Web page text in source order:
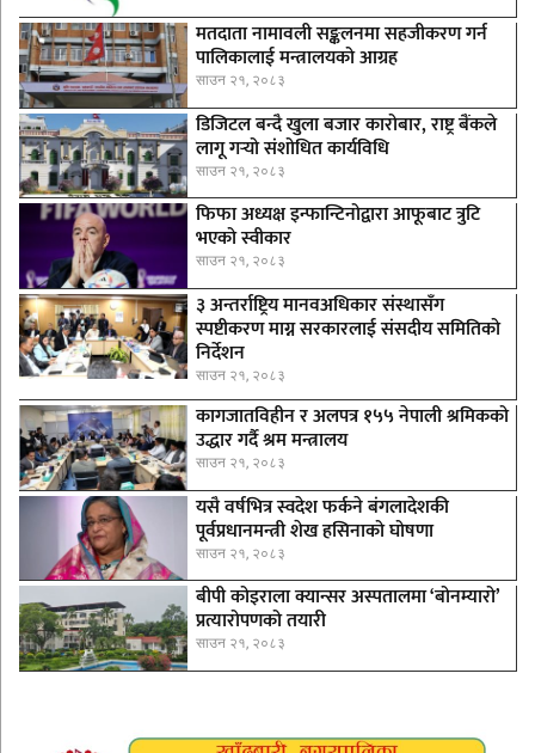
मतदाता नामावली सङ्कलनमा सहजीकरण गर्न
पालिकालाई मन्त्रालयको आग्रह
साउन २१, २०८३
डिजिटल बन्दै खुला बजार कारोबार, राष्ट्र बैंकले
लागू गर्‍यो संशोधित कार्यविधि
साउन २१, २०८३
फिफा अध्यक्ष इन्फान्टिनोद्वारा आफूबाट त्रुटि
भएको स्वीकार
साउन २१, २०८३
३ अन्तर्राष्ट्रिय मानवअधिकार संस्थासँग
स्पष्टीकरण माग्न सरकारलाई संसदीय समितिको
निर्देशन
साउन २१, २०८३
कागजातविहीन र अलपत्र १५५ नेपाली श्रमिकको
उद्धार गर्दै श्रम मन्त्रालय
साउन २१, २०८३
यसै वर्षभित्र स्वदेश फर्कने बंगलादेशकी
पूर्वप्रधानमन्त्री शेख हसिनाको घोषणा
साउन २१, २०८३
बीपी कोइराला क्यान्सर अस्पतालमा ‘बोनम्यारो’
प्रत्यारोपणको तयारी
साउन २१, २०८३